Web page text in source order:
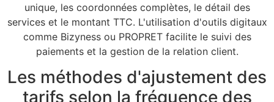
unique, les coordonnées complètes, le détail des
services et le montant TTC. L'utilisation d'outils digitaux
comme Bizyness ou PROPRET facilite le suivi des
paiements et la gestion de la relation client.
Les méthodes d'ajustement des
tarifs selon la fréquence des